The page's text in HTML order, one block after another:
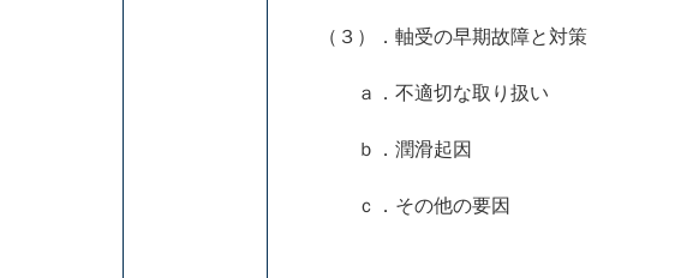
（３）．軸受の早期故障と対策
ａ．不適切な取り扱い
ｂ．潤滑起因
ｃ．その他の要因